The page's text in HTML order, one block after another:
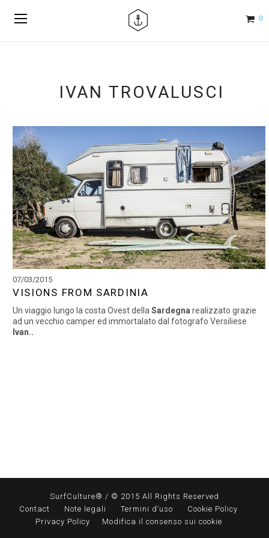
0
IVAN TROVALUSCI
07/03/2015
VISIONS FROM SARDINIA
Un viaggio lungo la costa Ovest della Sardegna realizzato grazie
ad un vecchio camper ed immortalato dal fotografo Versiliese
Ivan..
SurfCulture® / © 2015 All Rights Reserved
Contact
Note legali Termini d’uso
Cookie Policy
Privacy Policy
Modifica il consenso sui cookie